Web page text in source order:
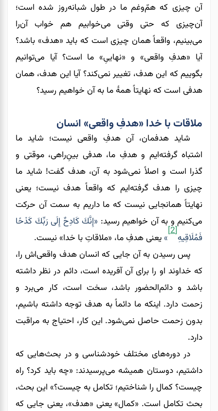
آن چیزی که همّ‌و‌غم ما در طول شبانه‌روز شده است؛
آن‌چیزی که حتی وقتی می‌خوابیم هم خواب آن‎‌را
می‌بینیم، واقعاً همان چیزی است که باید «هدف» باشد؟
آیا «هدفِ واقعی» و «نهاییِ» ما است؟ آیا می‌توانیم
بگوییم که این هدف، تغییر نمی‌کند؟ آیا این هدف، همان
هدفی است که نهایتاً همۀ ما به آن خواهیم رسید؟
ملاقات با خدا «هدفِ واقعی» انسان
شاید هدفمان، آن هدفِ واقعی نیست؛ شاید ما
اشتباه گرفته‌ایم و هدفِ ما، هدفی بینِ‌راهی، موقتی و
گذرا است و اصلاً نمی‌شود به آن، هدف گفت! شاید ما
چیزی را هدف‌ گرفته‌ایم که واقعاً هدف نیست؛ یعنی
نهایتاً همانجایی نیست که ما داریم به سمت آن حرکت
می‌کنیم و به آن خواهیم رسید: «إِنَّكَ كَادِحٌ إِلَى رَبِّكَ كَدْحًا
فَمُلَاقِيهِ
[2]
» یعنی هدفِ ما، «ملاقاتِ با خدا» نیست.
پس رسیدن به آن جایی که انسان هدف واقعی‌اش را،
که خداوند او را برای آن آفریده است، دائم در نظر داشته
باشد و دائم‌الحضور باشد، سخت است، کار می‌برد و
زحمت دارد. اینکه ما دائماً به هدف توجه داشته باشیم،
بدون زحمت حاصل نمی‌شود. این کار، احتیاج به مراقبت
دارد.
در دوره‌های مختلف خودشناسی و در بحث‌هایی که
داشتیم، دوستان همیشه می‌پرسیدند: «چه باید کرد؟ راه
چیست؟ کمال را شناختیم؛ تکامل به چیست؟» این بحث،
بحث تکامل است. «کمال» یعنی «هدف»، یعنی جایی که